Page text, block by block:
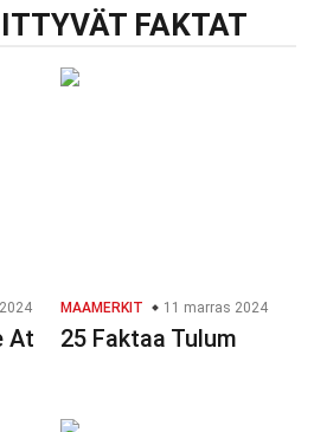
FAKTAT
At
MAAMERKIT 11 marras 2024
25 Faktaa Tulum